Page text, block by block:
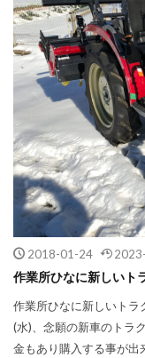
2018-01-24
作業所ひなに新しいト
作業所ひなに新しいト
(水)、念願の新車のトラ
金もあり購入する事が